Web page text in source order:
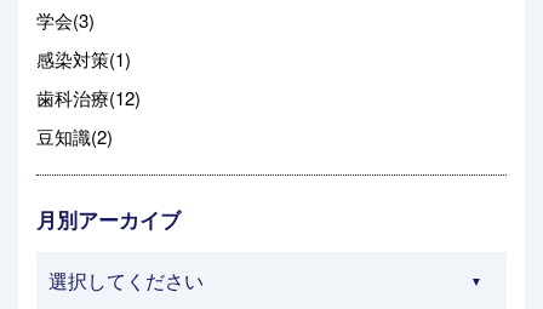
学会(3)
感染対策(1)
歯科治療(12)
豆知識(2)
月別アーカイブ